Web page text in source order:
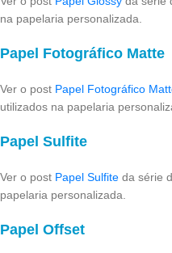
na papelaria personalizada.
Papel Fotográfico Matte
Ver o post Papel Fotográfico
utilizados na papelaria
Papel Sulfite
Ver o post Papel Sulfite da série
papelaria personalizada.
Papel Offset